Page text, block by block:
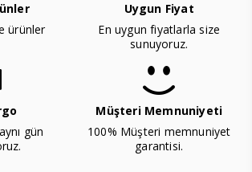
ürünler
Uygun Fiyat
En uygun fiyatlarla size
sunuyoruz.
gün
Müşteri Memnuniyeti
100% Müşteri memnuniyet
garantisi.